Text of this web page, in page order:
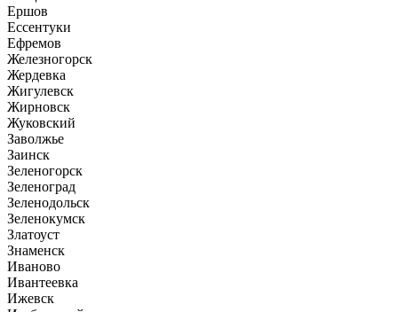
Ершов
Ессентуки
Ефремов
Железногорск
Жердевка
Жигулевск
Жирновск
Жуковский
Заволжье
Заинск
Зеленогорск
Зеленоград
Зеленодольск
Зеленокумск
Златоуст
Знаменск
Иваново
Ивантеевка
Ижевск